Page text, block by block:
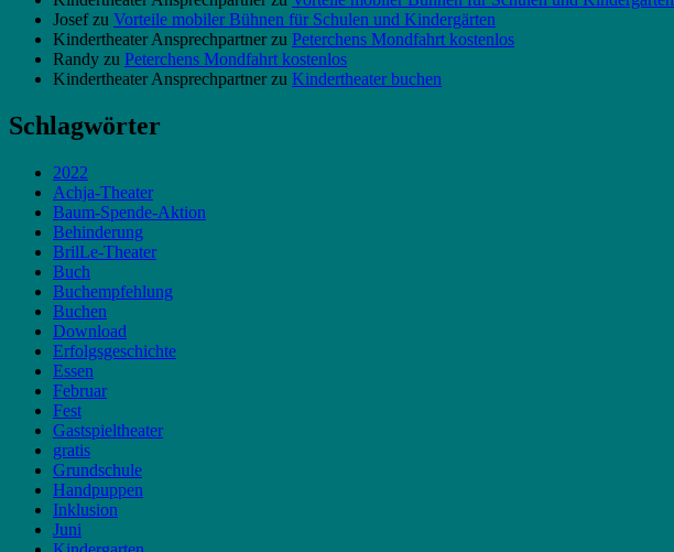
Josefzu Vorteile mobiler Bühnen für Schulen und Kindergärten
Kindertheater Ansprechpartner zu Peterchens Mondfahrt kostenlos
Randy zu Peterchens Mondfahrt kostenlos
Kindertheater Ansprechpartner zu Kindertheater buchen
Schlagwörter
2022
Achja-Theater
Baum-Spende-Aktion
Behinderung
BrilLe-Theater
Buch
Buchempfehlung
Buchen
Download
Erfolgsgeschichte
Essen
Februar
Fest
Gastspieltheater
gratis
Grundschule
Handpuppen
Inklusion
Juni